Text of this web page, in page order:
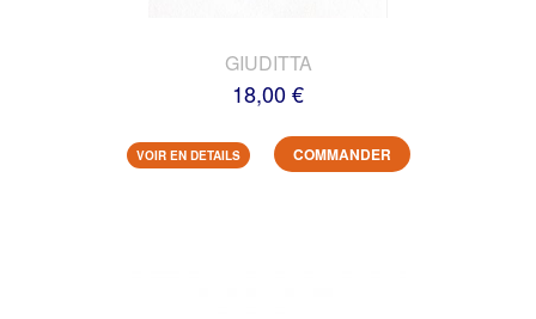
GIUDITTA
18,00 €
VOIR EN DETAILS COMMANDER